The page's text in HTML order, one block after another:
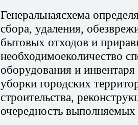
Генеральнаясхема
сбора, удаления,
бытовых отходов и
необходимоеколичество
оборудования и
уборки городских
строительства,
очередность